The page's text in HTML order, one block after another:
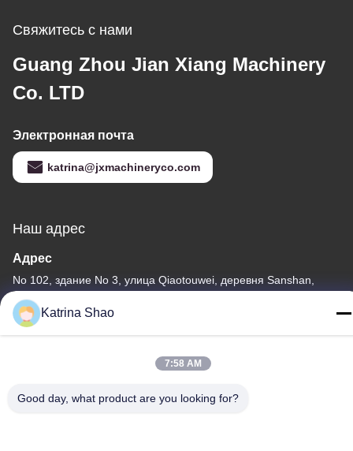
Свяжитесь с нами
Guang Zhou Jian Xiang Machinery
Co. LTD
Электронная почта
katrina@jxmachineryco.com
Наш адрес
Адрес
No 102, здание No 3, улица Qiaotouwei, деревня Sanshan,
улица Shawan, район Panyu, город Гуанчжоу, провинция
Гуандун, Китай
Katrina Shao
7:58 AM
Good day, what product are you looking for?